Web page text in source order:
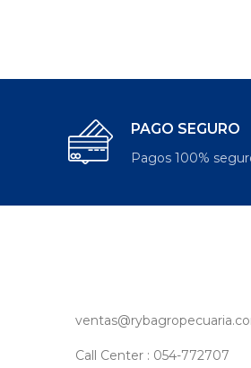
PAGO SEGURO
Pagos 100%
Call Center : 054-772707